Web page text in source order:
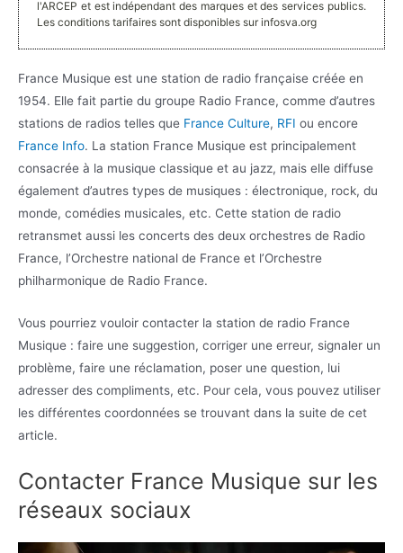
l'ARCEP et est indépendant des marques et des services publics.
Les conditions tarifaires sont disponibles sur infosva.org
France Musique est une station de radio française créée en
1954. Elle fait partie du groupe Radio France, comme d’autres
stations de radios telles que France Culture, RFI ou encore
France Info. La station France Musique est principalement
consacrée à la musique classique et au jazz, mais elle diffuse
également d’autres types de musiques : électronique, rock, du
monde, comédies musicales, etc. Cette station de radio
retransmet aussi les concerts des deux orchestres de Radio
France, l’Orchestre national de France et l’Orchestre
philharmonique de Radio France.
Vous pourriez vouloir contacter la station de radio France
Musique : faire une suggestion, corriger une erreur, signaler un
problème, faire une réclamation, poser une question, lui
adresser des compliments, etc. Pour cela, vous pouvez utiliser
les différentes coordonnées se trouvant dans la suite de cet
article.
Contacter France Musique sur les
réseaux sociaux